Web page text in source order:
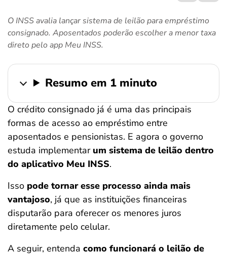
O INSS avalia lançar sistema de leilão para empréstimo
consignado. Aposentados poderão escolher a menor taxa
direto pelo app Meu INSS.
Resumo em 1 minuto
O crédito consignado já é uma das principais
formas de acesso ao empréstimo entre
aposentados e pensionistas. E agora o governo
estuda implementar um sistema de leilão dentro
do aplicativo Meu INSS.
Isso pode tornar esse processo ainda mais
vantajoso, já que as instituições financeiras
disputarão para oferecer os menores juros
diretamente pelo celular.
A seguir, entenda como funcionará o leilão de